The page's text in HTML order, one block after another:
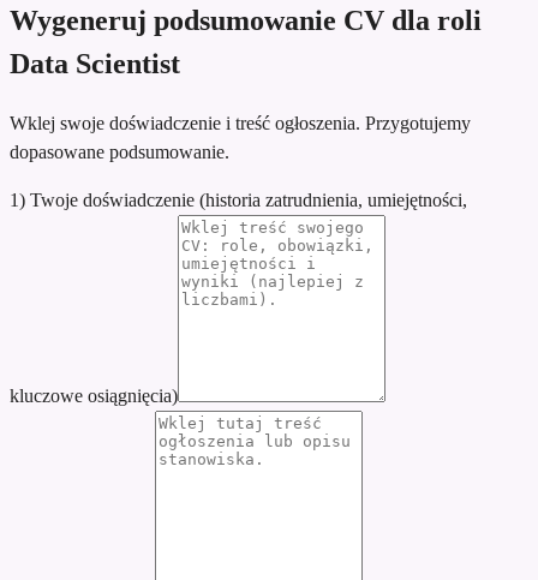
Wygeneruj podsumowanie CV dla roli
Data Scientist
Wklej swoje doświadczenie i treść ogłoszenia. Przygotujemy
dopasowane podsumowanie.
1) Twoje doświadczenie (historia zatrudnienia, umiejętności,
kluczowe osiągnięcia)